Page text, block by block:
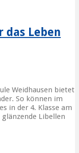
das Leben
Weidhausen bietet
So können im
in der 4. Klasse am
Libellen